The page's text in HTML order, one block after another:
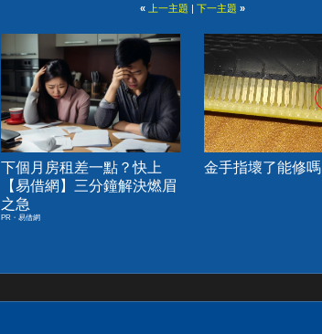
« 上一主題 | 下一主題 »
下個月房租差一點？快上
【易借網】三分鐘解決燃眉
之急
PR・易借網
金手指壞了能修嗎